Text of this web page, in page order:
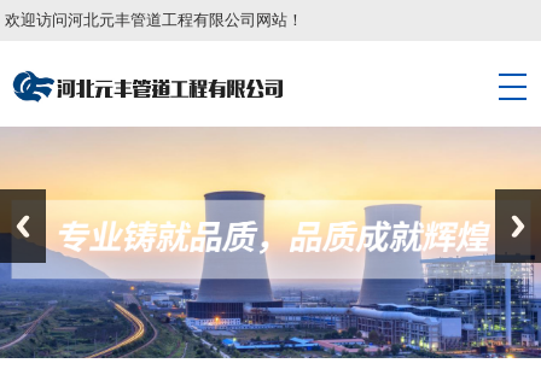
欢迎访问河北元丰管道工程有限公司网站！